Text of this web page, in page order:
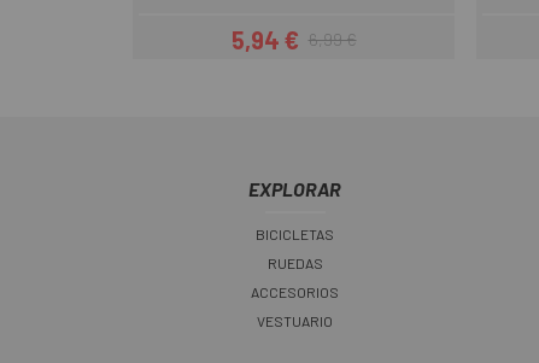
Precio
5,94 €Precio regular
6,99 €
EXPLORAR
BICICLETAS
RUEDAS
ACCESORIOS
VESTUARIO